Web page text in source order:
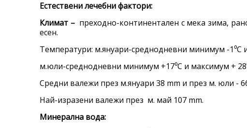
Естествени лечебни фактори:
Климат – преходно-континентален с мека зима,
есен.
Температури: м.януари-среднодневни минимум -1⁰С
м.юли-среднодневни минимум +17⁰С и максимум
Средни валежи през м.януари 38 mm и през м. юли -
Най-изразени валежи през м. май 107 mm.
Минерална вода: